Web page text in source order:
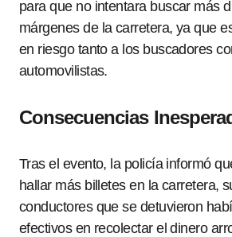
para que no intentara buscar más
márgenes de la carretera, ya que
en riesgo tanto a los buscadores
automovilistas.
Consecuencias
Tras el evento, la policía informó
hallar más billetes en la carretera,
conductores que se detuvieron
efectivos en recolectar el dinero